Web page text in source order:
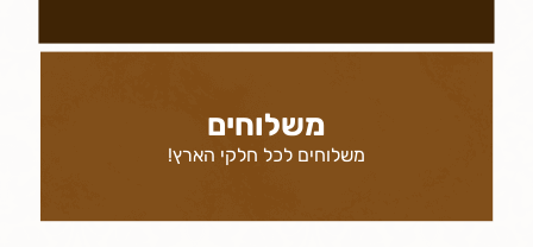
משלוחים
משלוחים לכל חלקי הארץ!